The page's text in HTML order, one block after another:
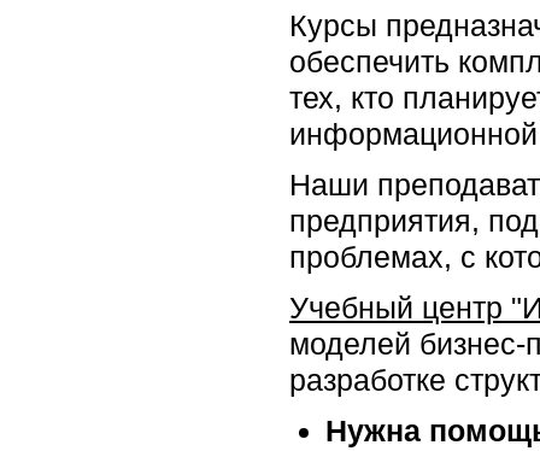
Курсы
обеспечить
тех, кто
информационной
Наши
предприятия,
проблемах, с
Учебный центр
моделей
разработке
Нужна